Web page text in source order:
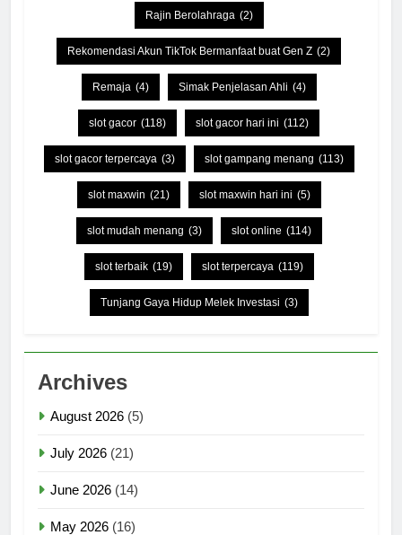
Rajin Berolahraga (2)
Rekomendasi Akun TikTok Bermanfaat buat Gen Z (2)
Remaja (4) Simak Penjelasan Ahli (4)
slot gacor (118) slot gacor hari ini (112)
slot gacor terpercaya (3) slot gampang menang (113)
slot maxwin (21) slot maxwin hari ini (5)
slot mudah menang (3) slot online (114)
slot terbaik (19) slot terpercaya (119)
Tunjang Gaya Hidup Melek Investasi (3)
Archives
August 2026 (5)
July 2026 (21)
June 2026 (14)
May 2026 (16)